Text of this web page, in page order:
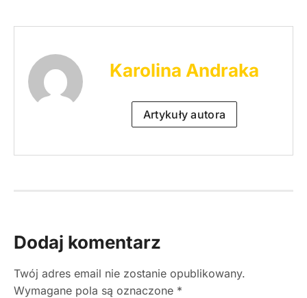
Karolina Andraka
Artykuły autora
Dodaj komentarz
Twój adres email nie zostanie opublikowany.
Wymagane pola są oznaczone *